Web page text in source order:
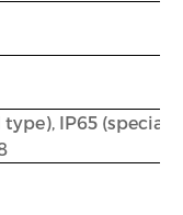
type), IP65 (special